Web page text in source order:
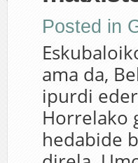
Posted in
ama da,
ipurdi
Horrelako
hedabide